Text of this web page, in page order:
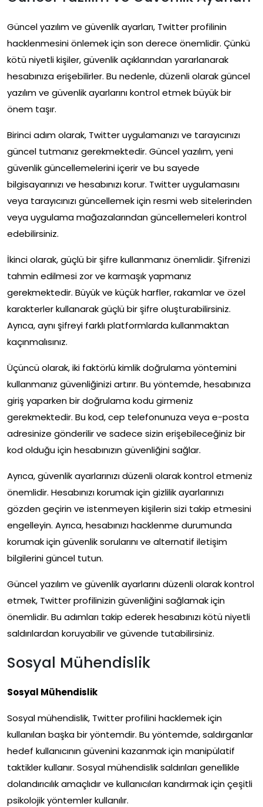
Güncel yazılım ve güvenlik ayarları, Twitter profilinin
hacklenmesini önlemek için son derece önemlidir. Çünkü
kötü niyetli kişiler, güvenlik açıklarından yararlanarak
hesabınıza erişebilirler. Bu nedenle, düzenli olarak güncel
yazılım ve güvenlik ayarlarını kontrol etmek büyük bir
önem taşır.
Birinci adım olarak, Twitter uygulamanızı ve tarayıcınızı
güncel tutmanız gerekmektedir. Güncel yazılım, yeni
güvenlik güncellemelerini içerir ve bu sayede
bilgisayarınızı ve hesabınızı korur. Twitter uygulamasını
veya tarayıcınızı güncellemek için resmi web sitelerinden
veya uygulama mağazalarından güncellemeleri kontrol
edebilirsiniz.
İkinci olarak, güçlü bir şifre kullanmanız önemlidir. Şifrenizi
tahmin edilmesi zor ve karmaşık yapmanız
gerekmektedir. Büyük ve küçük harfler, rakamlar ve özel
karakterler kullanarak güçlü bir şifre oluşturabilirsiniz.
Ayrıca, aynı şifreyi farklı platformlarda kullanmaktan
kaçınmalısınız.
Üçüncü olarak, iki faktörlü kimlik doğrulama yöntemini
kullanmanız güvenliğinizi artırır. Bu yöntemde, hesabınıza
giriş yaparken bir doğrulama kodu girmeniz
gerekmektedir. Bu kod, cep telefonunuza veya e-posta
adresinize gönderilir ve sadece sizin erişebileceğiniz bir
kod olduğu için hesabınızın güvenliğini sağlar.
Ayrıca, güvenlik ayarlarınızı düzenli olarak kontrol etmeniz
önemlidir. Hesabınızı korumak için gizlilik ayarlarınızı
gözden geçirin ve istenmeyen kişilerin sizi takip etmesini
engelleyin. Ayrıca, hesabınızı hacklenme durumunda
korumak için güvenlik sorularını ve alternatif iletişim
bilgilerini güncel tutun.
Güncel yazılım ve güvenlik ayarlarını düzenli olarak kontrol
etmek, Twitter profilinizin güvenliğini sağlamak için
önemlidir. Bu adımları takip ederek hesabınızı kötü niyetli
saldırılardan koruyabilir ve güvende tutabilirsiniz.
Sosyal Mühendislik
Sosyal Mühendislik
Sosyal mühendislik, Twitter profilini hacklemek için
kullanılan başka bir yöntemdir. Bu yöntemde, saldırganlar
hedef kullanıcının güvenini kazanmak için manipülatif
taktikler kullanır. Sosyal mühendislik saldırıları genellikle
dolandırıcılık amaçlıdır ve kullanıcıları kandırmak için çeşitli
psikolojik yöntemler kullanılır.